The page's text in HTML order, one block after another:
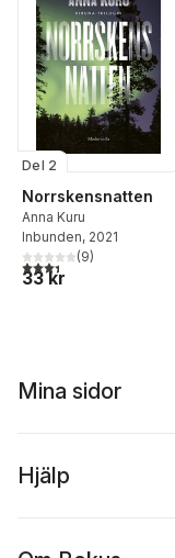
Del 2
Norrskensnatten
Anna Kuru
Inbunden, 2021
3,4utav 5 stjärnor.
(9)
33 kr
Mina sidor
Hjälp